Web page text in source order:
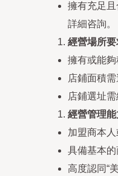
擁有充足
詳細咨詢。
經營場所要
擁有或能
店鋪面積
店鋪選址
經營管理
加盟商本
具備基本
高度認同“